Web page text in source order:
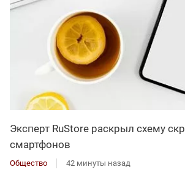
Эксперт RuStore раскрыл схему
смартфонов
Общество 42 минуты назад